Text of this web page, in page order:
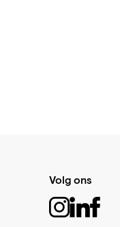
Volg ons